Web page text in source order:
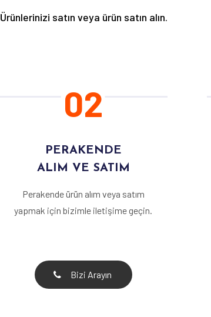
Ürünlerinizi satın veya ürün satın alın.
02
PERAKENDE
ALIM VE SATIM
Perakende ürün alım veya satım
yapmak için bizimle iletişime geçin.
Bizi Arayın